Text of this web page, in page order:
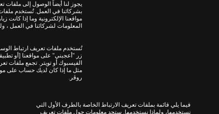
يجوز لنا أيضاً الوصول إلى ملفات
بشركائنا في العمل.تُستخدم
مواقعنا الإلكترونية وما إذا
المعلومات لشركائنا في العمل
تُستخدم ملفات تعريف ارتباط
زر " أعجبني" على مواقعنا [ أو
الفيسبوك أو تويتر .تجمع ملفات
مثل ما إذا كان لديك حساب على
روڤر.
فيما يلي قائمة بملفات تعريف الارتباط الخاصة بالطرف الأول التي
نستخدمها، ولماذا نستخدمها. ستجد معلومات حول ملفات تعريف